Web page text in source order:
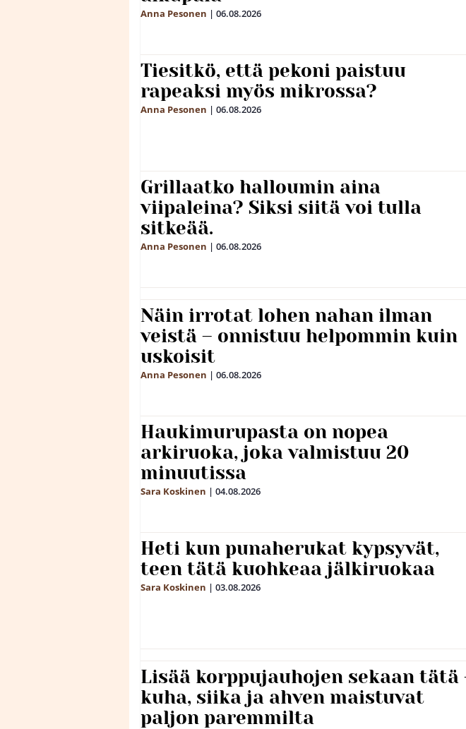
Anna Pesonen | 06.08.2026
Tiesitkö, että pekoni paistuu
rapeaksi myös mikrossa?
Anna Pesonen | 06.08.2026
Grillaatko halloumin aina
viipaleina? Siksi siitä voi tulla
sitkeää.
Anna Pesonen | 06.08.2026
Näin irrotat lohen nahan ilman
veistä – onnistuu helpommin kuin
uskoisit
Anna Pesonen | 06.08.2026
Haukimurupasta on nopea
arkiruoka, joka valmistuu 20
minuutissa
Sara Koskinen | 04.08.2026
Heti kun punaherukat kypsyvät,
teen tätä kuohkeaa jälkiruokaa
Sara Koskinen | 03.08.2026
Lisää korppujauhojen sekaan tätä
kuha, siika ja ahven maistuvat
paljon paremmilta